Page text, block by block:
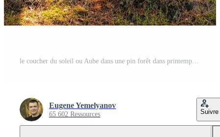
Eugene Yemelyanov
65 602 Ressources Suivre